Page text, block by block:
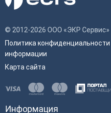
© 2012-2026 ООО «ЭКР Сервис»
Политика
информации
Карта сайта
Информация